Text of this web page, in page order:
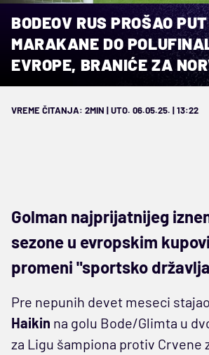
BODEOV RUS PROŠAO
MARAKANE DO
EVROPE, BRANIĆE ZA
VREME ČITANJA: 2MIN | UTO. 06.05.25. | 13:22
Golman najprijatnijeg
sezone u evropskim
promeni "sportsko
Pre nepunih devet meseci
Haikin na golu Bode/Glimta u
za Ligu šampiona protiv Crvene